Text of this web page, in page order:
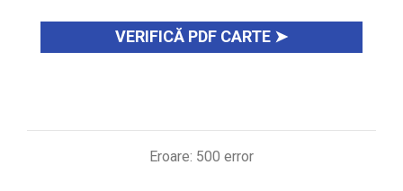
VERIFICĂ PDF CARTE ➤
Eroare: 500 error